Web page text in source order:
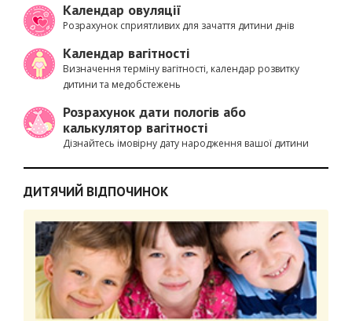
Календар овуляції
Розрахунок сприятливих для зачаття дитини днів
Календар вагітності
Визначення терміну вагітності, календар розвитку
дитини та медобстежень
Розрахунок дати пологів або
калькулятор вагітності
Дізнайтесь імовірну дату народження вашої дитини
ДИТЯЧИЙ ВІДПОЧИНОК